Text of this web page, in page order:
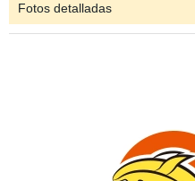
Fotos detalladas